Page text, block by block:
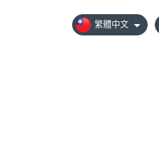
繁體中文